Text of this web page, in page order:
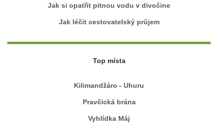
Jak si opatřit pitnou vodu v divočine
Jak léčit cestovatelský průjem
Top místa
Kilimandžáro - Uhuru
Pravčická brána
Vyhlídka Máj